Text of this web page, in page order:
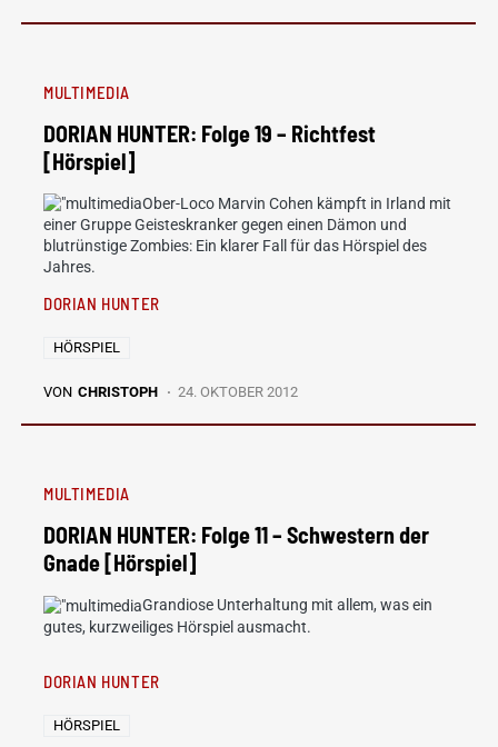
MULTIMEDIA
DORIAN HUNTER: Folge 19 – Richtfest
[Hörspiel]
Ober-Loco Marvin Cohen kämpft in Irland mit
einer Gruppe Geisteskranker gegen einen Dämon und
blutrünstige Zombies: Ein klarer Fall für das Hörspiel des
Jahres.
DORIAN HUNTER
HÖRSPIEL
VON CHRISTOPH 24. OKTOBER 2012
MULTIMEDIA
DORIAN HUNTER: Folge 11 – Schwestern der
Gnade [Hörspiel]
Grandiose Unterhaltung mit allem, was ein
gutes, kurzweiliges Hörspiel ausmacht.
DORIAN HUNTER
HÖRSPIEL